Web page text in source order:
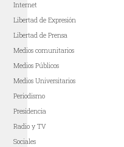
Internet
Libertad de Expresión
Libertad de Prensa
Medios comunitarios
Medios Públicos
Medios Universitarios
Periodismo
Presidencia
Radio y TV
Sociales